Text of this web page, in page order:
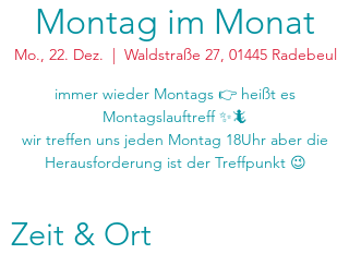
Montag im Monat
Mo., 22. Dez.
  |
Waldstraße 27, 01445 Radebeul
immer wieder Montags 👉 heißt es
Montagslauftreff ✨🦎
wir treffen uns jeden Montag 18Uhr aber die
Zeit & Ort